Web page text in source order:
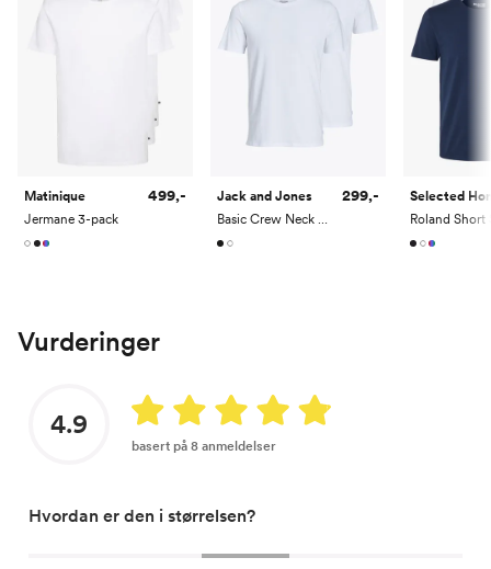
Matinique
Jermane 3-pack
499,-
Jack and Jones
Basic Crew Neck Tee 2 Pack
299,- Selected
Vurderinger
4.9
basert på 8 anmeldelser
Hvordan er den i størrelsen?